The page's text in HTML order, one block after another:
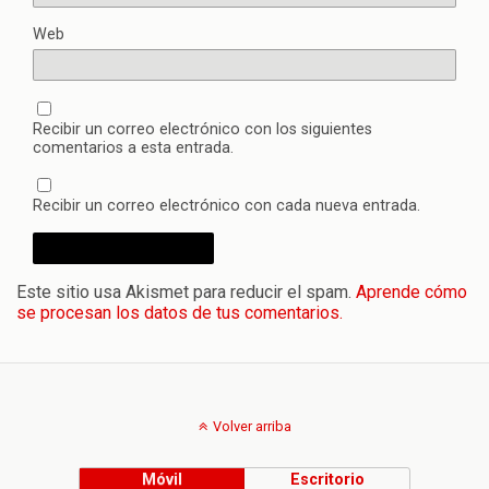
Web
Recibir un correo electrónico con los siguientes
comentarios a esta entrada.
Recibir un correo electrónico con cada nueva entrada.
Este sitio usa Akismet para reducir el spam. Aprende cómo
se procesan los datos de tus comentarios.
Volver arriba
Móvil Escritorio